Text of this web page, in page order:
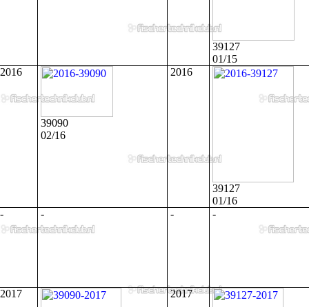
39127
01/15
2016
39090
02/16
2016
39127
01/16
-
- - -
2017 2017